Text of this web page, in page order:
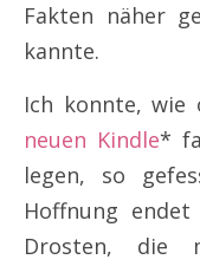
Fakten näher
kannte.
Ich konnte, wie
neuen Kindle*
legen, so
Hoffnung
Drosten, die